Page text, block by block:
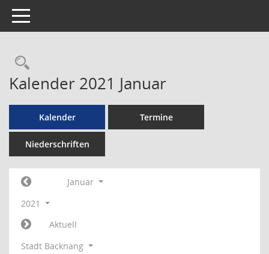
Toggle navigation
Rechercheauswahl
Kalender 2021 Januar
Kalender Termine
Niederschriften
Januar
2021
Aktuell
Stadt Backnang